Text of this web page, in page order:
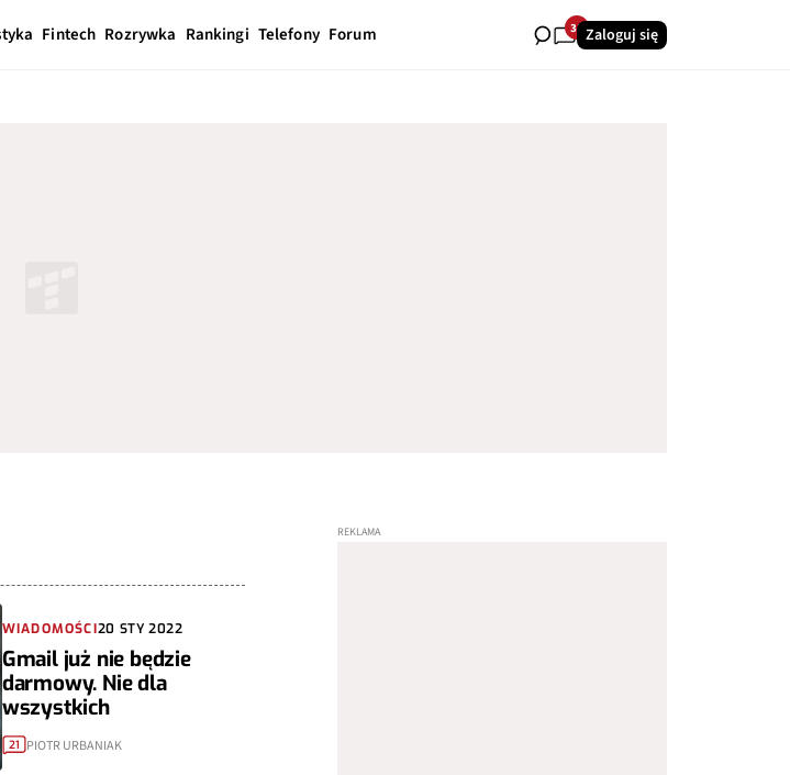
Fintech Rozrywka Rankingi Telefony Forum 31Zaloguj się
WIADOMOŚCI20 STY 2022
Gmail już nie będzie
darmowy. Nie dla
wszystkich
21 PIOTR URBANIAK